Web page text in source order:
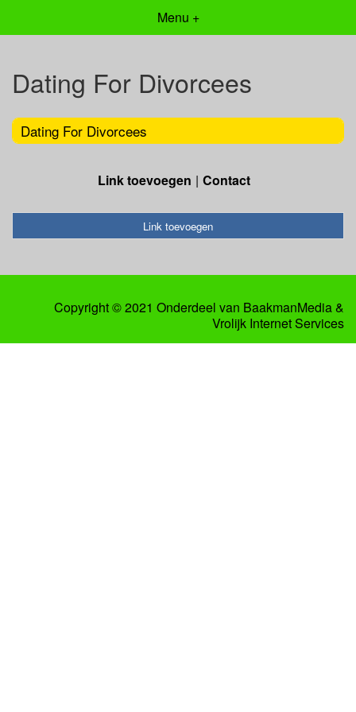
Menu +
Dating For Divorcees
Dating For Divorcees
Link toevoegen Contact
Link toevoegen
Copyright © 2021 Onderdeel van BaakmanMedia&
Vrolijk Internet Services